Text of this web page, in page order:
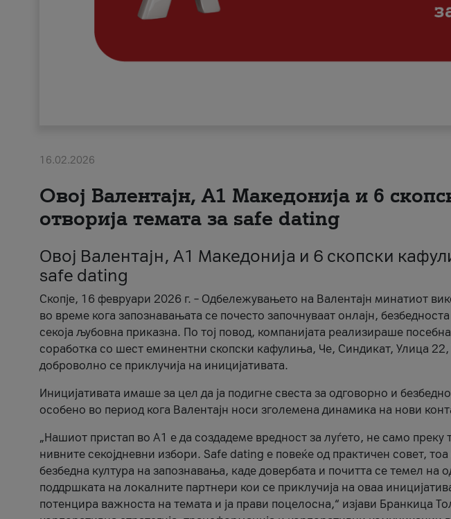
16.02.2026
Овој Валентајн, A1 Македонија и 6
отворија темата за safe dating
Овој Валентајн, A1 Македонија и 6 скопски
safe dating
Скопје, 16 февруари 2026 г. – Одбележувањето на Валентајн минатиот
во време кога запознавањата се почесто започнуваат онлајн,
секоја љубовна приказна. По тој повод, компанијата реализираше
соработка со шест еминентни скопски кафулиња, Че, Синдикат, Улица 22,
доброволно се приклучија на иницијативата.
Иницијативата имаше за цел да ја подигне свеста за одговорно и
особено во период кога Валентајн носи зголемена динамика на нови
„Нашиот пристап во А1 е да создадеме вредност за луѓето, не само преку
нивните секојдневни избори. Safe dating е повеќе од практичен совет,
безбедна култура на запознавања, каде довербата и почитта се темел на
поддршката на локалните партнери кои се приклучија на оваа
потенцира важноста на темата и ја прави поцелосна,“ изјави Бранкица